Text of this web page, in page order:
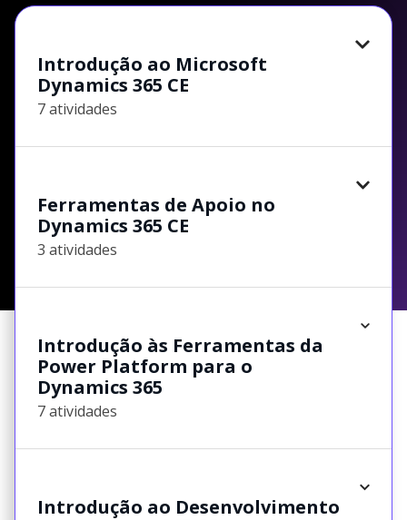
Introdução ao Microsoft
Dynamics 365 CE
7 atividades
Ferramentas de Apoio no
Dynamics 365 CE
3 atividades
Introdução às Ferramentas da
Power Platform para o
Dynamics 365
7 atividades
Introdução ao Desenvolvimento